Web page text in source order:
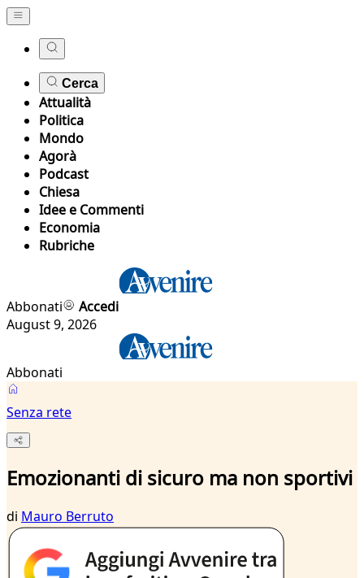
Cerca
Attualità
Politica
Mondo
Agorà
Podcast
Chiesa
Idee e Commenti
Economia
Rubriche
Abbonati
Accedi
August 9, 2026
Abbonati
Senza rete
Emozionanti di sicuro ma non sportivi
di Mauro Berruto